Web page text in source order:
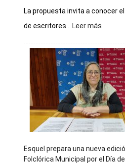
La propuesta invita a conocer
de escritores...
Leer más
celebra
sus
90
años
con
un
Esquel prepara una nueva
Folclórica Municipal por el Día